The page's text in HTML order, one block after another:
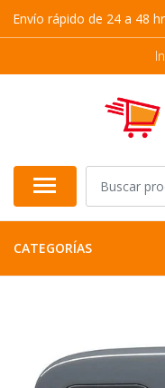
Envío rápido de 24 a 48
CATEGORÍAS